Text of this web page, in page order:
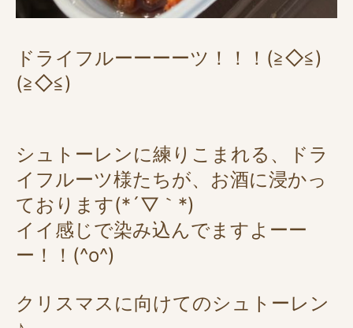
ドライフルーーーーツ！！！(≧◇≦)
(≧◇≦)
シュトーレンに練りこまれる、ドラ
イフルーツ様たちが、お酒に浸かっ
ております(*´▽｀*)
イイ感じで染み込んでますよーー
ー！！(^o^)
クリスマスに向けてのシュトーレン